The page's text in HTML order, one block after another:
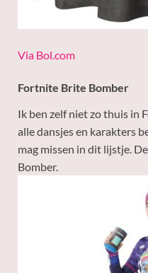
Via Bol.com
Fortnite Brite Bomber
Ik ben zelf niet zo thuis in
alle dansjes en karakters
mag missen in dit lijstje.
Bomber.